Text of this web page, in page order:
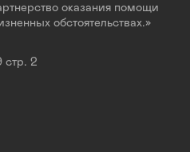
оказания помощи
обстоятельствах.»
стр. 2